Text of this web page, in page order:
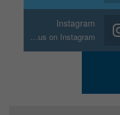
Instagram
Join us on Instagram